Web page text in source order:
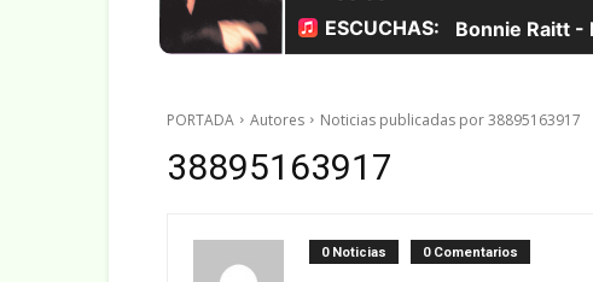
PORTADA Autores Noticias publicadas por 38895163917
38895163917
0 Noticias 0 Comentarios